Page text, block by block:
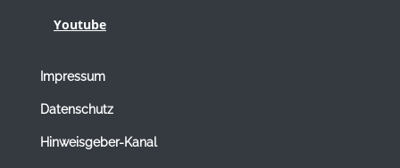
Youtube
Impressum
Datenschutz
Hinweisgeber-Kanal